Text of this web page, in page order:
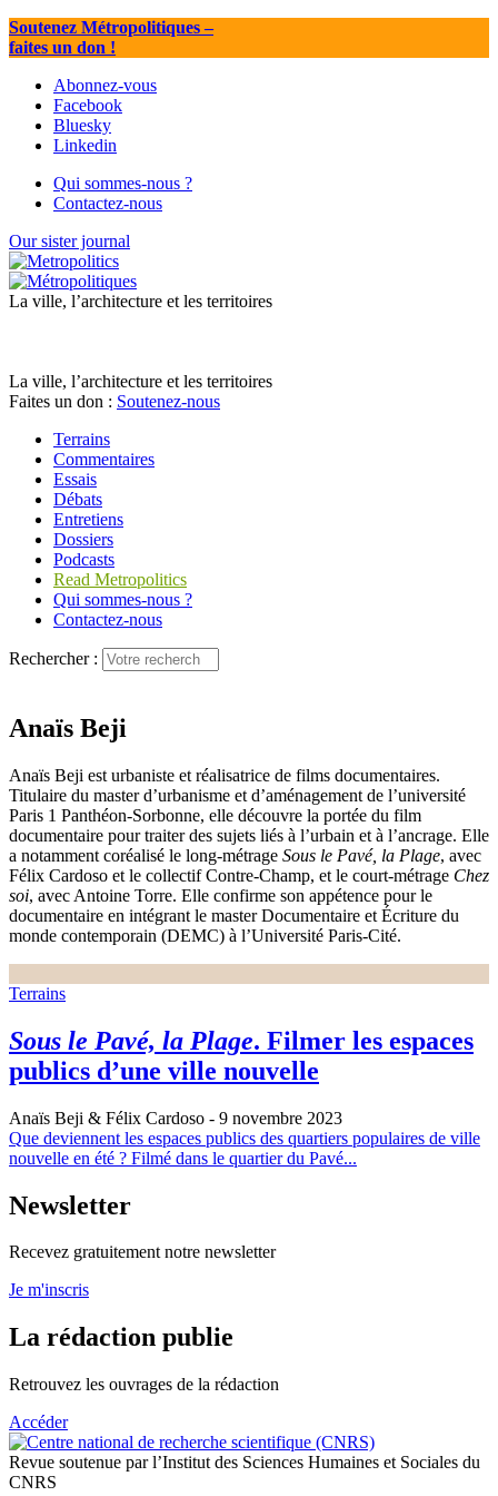
Soutenez Métropolitiques–
faites un don !
Abonnez-vous
Facebook
Bluesky
Linkedin
Qui sommes-nous ?
Contactez-nous
Our sister journal
La ville, l’architecture et les territoires
La ville, l’architecture et les territoires
Faites un don : Soutenez-nous
Terrains
Commentaires
Essais
Débats
Entretiens
Dossiers
Podcasts
Read Metropolitics
Qui sommes-nous ?
Contactez-nous
Rechercher :
Anaïs Beji
Anaïs Beji est urbaniste et réalisatrice de films documentaires.
Titulaire du master d’urbanisme et d’aménagement de l’université
Paris 1 Panthéon-Sorbonne, elle découvre la portée du film
documentaire pour traiter des sujets liés à l’urbain et à l’ancrage. Elle
a notamment coréalisé le long-métrage Sous le Pavé, la Plage, avec
Félix Cardoso et le collectif Contre-Champ, et le court-métrage Chez
soi, avec Antoine Torre. Elle confirme son appétence pour le
documentaire en intégrant le master Documentaire et Écriture du
monde contemporain (DEMC) à l’Université Paris-Cité.
Terrains
Sous le Pavé, la Plage. Filmer les espaces
publics d’une ville nouvelle
Anaïs Beji & Félix Cardoso - 9 novembre 2023
Que deviennent les espaces publics des quartiers populaires de ville
nouvelle en été ? Filmé dans le quartier du Pavé...
Newsletter
Recevez gratuitement notre newsletter
Je m'inscris
La rédaction publie
Retrouvez les ouvrages de la rédaction
Accéder
Revue soutenue par l’Institut des Sciences Humaines et Sociales du
CNRS